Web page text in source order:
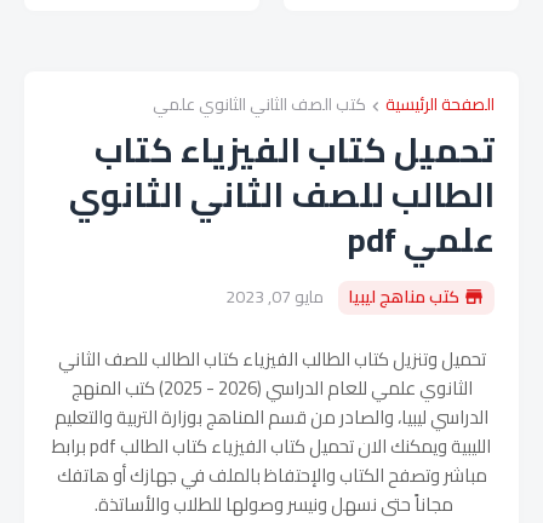
الصفحة الرئيسية كتب الصف الثاني الثانوي علمي
تحميل كتاب الفيزياء كتاب
الطالب للصف الثاني الثانوي
علمي pdf
كتب مناهج ليبيا مايو 07, 2023
تحميل وتنزيل كتاب الطالب الفيزياء كتاب الطالب للصف الثاني
الثانوي علمي للعام الدراسي (2026 - 2025
) كتب المنهج
الدراسي ليبيا، والصادر من قسم المناهج بوزارة التربية والتعليم
الليبية ويمكنك الان تحميل كتاب الفيزياء كتاب الطالب pdf برابط
مباشر وتصفح الكتاب والإحتفاظ بالملف في جهازك أو هاتفك
مجاناً حتى نسهل ونيسر وصولها للطلاب والأساتذة.